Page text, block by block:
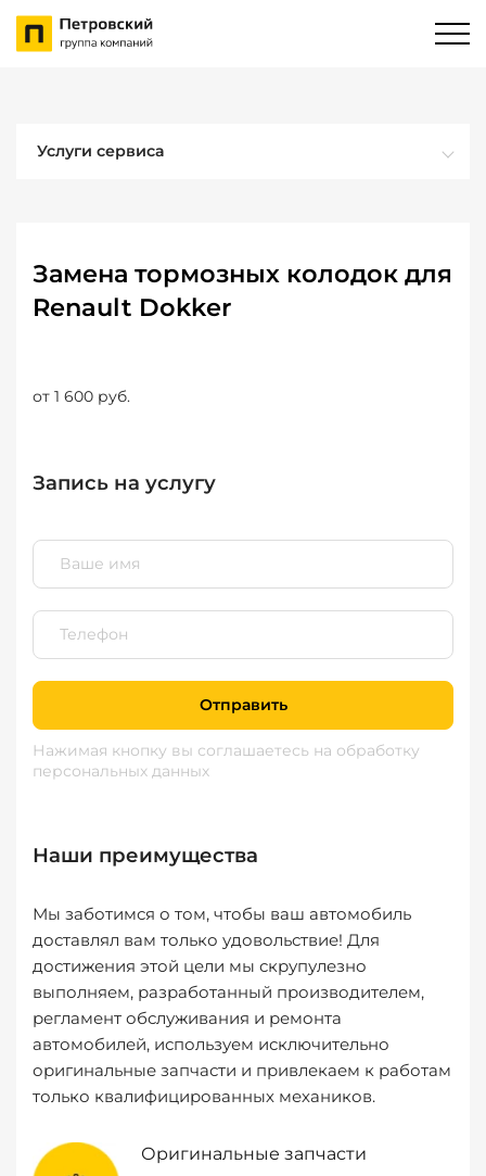
Услуги сервиса
Замена тормозных колодок для
Renault Dokker
от 1 600 руб.
Запись на услугу
Отправить
Нажимая кнопку вы соглашаетесь на обработку
персональных данных
Наши преимущества
Мы заботимся о том, чтобы ваш автомобиль
доставлял вам только удовольствие! Для
достижения этой цели мы скрупулезно
выполняем, разработанный производителем,
регламент обслуживания и ремонта
автомобилей, используем исключительно
оригинальные запчасти и привлекаем к работам
только квалифицированных механиков.
Оригинальные запчасти